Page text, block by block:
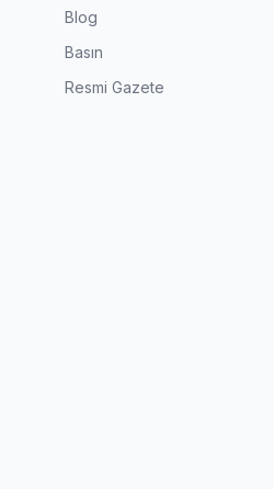
Blog
Basın
Resmi Gazete